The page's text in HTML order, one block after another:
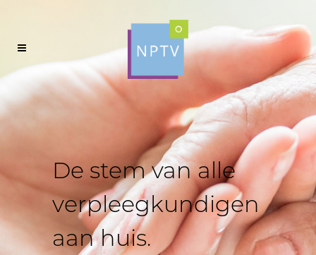
De stem van alle
verpleegkundigen
aan huis.